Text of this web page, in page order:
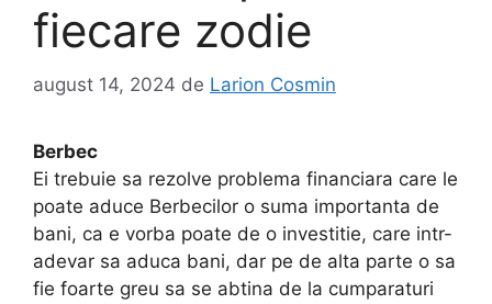
fiecare zodie
august 14, 2024 de Larion Cosmin
Berbec
Ei trebuie sa rezolve problema financiara care le
poate aduce Berbecilor o suma importanta de
bani, ca e vorba poate de o investitie, care intr-
adevar sa aduca bani, dar pe de alta parte o sa
fie foarte greu sa se abtina de la cumparaturi